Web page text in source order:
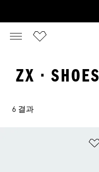
ZX · SHOES
6 결과